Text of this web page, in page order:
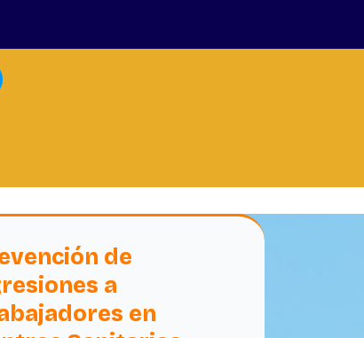
de
a
en